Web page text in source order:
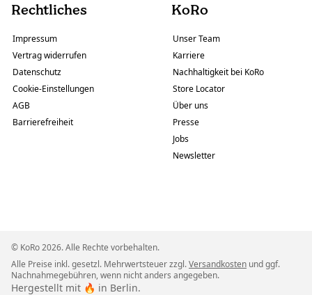
Rechtliches
Impressum
Vertrag widerrufen
Datenschutz
Cookie-Einstellungen
AGB
Barrierefreiheit
KoRo
Unser Team
Karriere
Nachhaltigkeit bei KoRo
Store Locator
Über uns
Presse
Jobs
Newsletter
© KoRo 2026. Alle Rechte vorbehalten.
Alle Preise inkl. gesetzl. Mehrwertsteuer zzgl.Versandkosten und ggf.
Nachnahmegebühren, wenn nicht anders angegeben.
Hergestellt mit 🔥 in Berlin.